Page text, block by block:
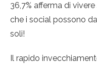
36,7% afferma di
che i social possono
soli!
Il rapido